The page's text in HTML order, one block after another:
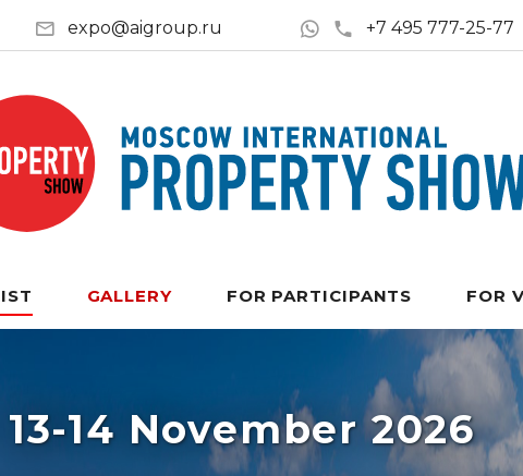
expo@aigroup.ru +7 495 777-25-77
GALLERY FOR PARTICIPANTS FOR
13-14 November 2026